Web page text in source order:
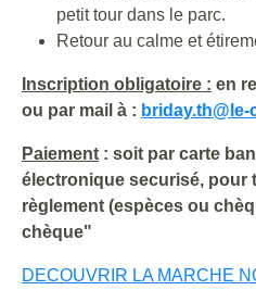
petit tour dans le parc.
Retour au calme et
Inscription obligatoire : en
ou par mail à :
Paiement : soit par carte
électronique securisé, pour
règlement (espèces ou
chèque"
DECOUVRIR LA MARCHE